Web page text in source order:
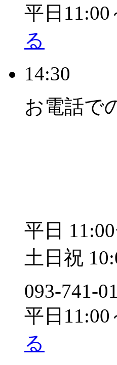
平日11:00
る
14:30
お電話で
平日
土日祝
093-741-
平日11:00
る